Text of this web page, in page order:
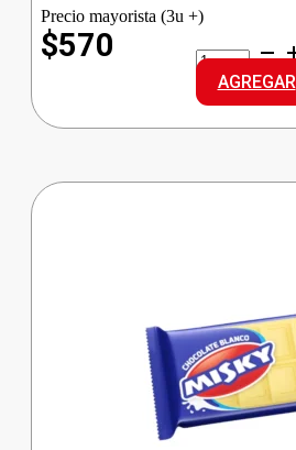
Precio mayorista (3u +)
$570
BON
O
BON
AGUILA
cantidad
AGREGAR